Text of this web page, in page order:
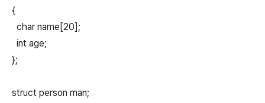
{
char name[20];
int age;
};
struct person man;